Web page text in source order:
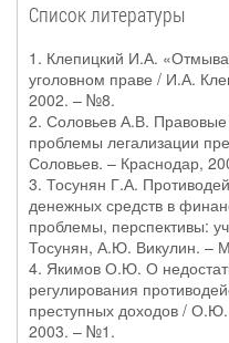
Список литературы
1. Клепицкий И.А.
уголовном праве / И.А.
2002. – №8.
2. Соловьев А.В. Правовые
проблемы легализации
Соловьев. – Краснодар,
3. Тосунян Г.А.
денежных средств в
проблемы, перспективы:
Тосунян, А.Ю. Викулин. –
4. Якимов О.Ю. О
регулирования
преступных доходов /
2003. – №1.